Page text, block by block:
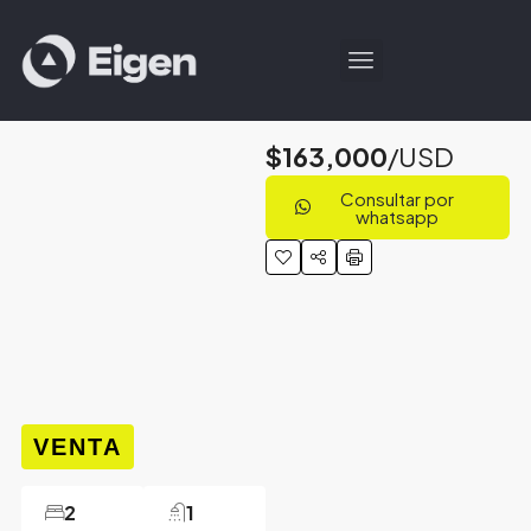
VENTA
2 1
$163,000/USD
Consultar por
whatsapp